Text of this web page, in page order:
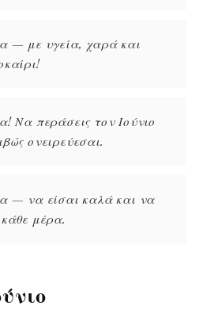
— με υγεία, χαρά και
Να περάσεις τον Ιούνιο
ονειρεύεσαι.
— να είσαι καλά και να
μέρα.